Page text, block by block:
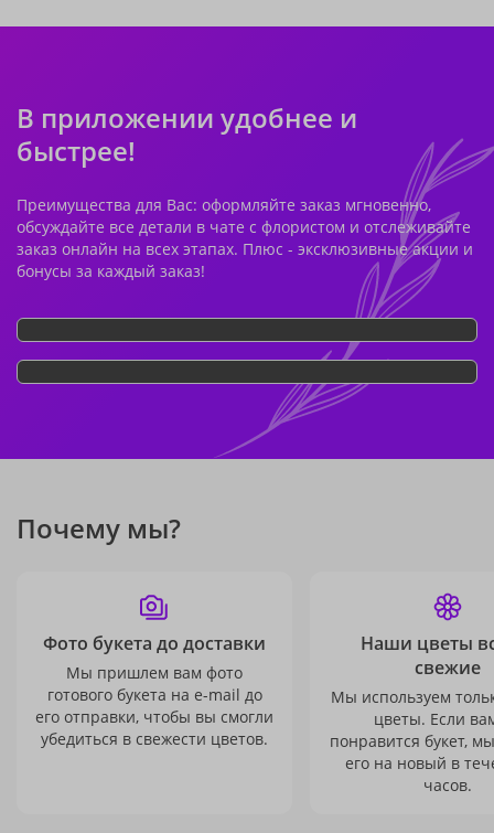
В приложении удобнее и
быстрее!
Преимущества для Вас: оформляйте заказ мгновенно,
обсуждайте все детали в чате с флористом и отслеживайте
заказ онлайн на всех этапах. Плюс - эксклюзивные акции и
бонусы за каждый заказ!
Почему мы?
Фото букета до доставки
Мы пришлем вам фото
готового букета на e-mail до
его отправки, чтобы вы смогли
убедиться в свежести цветов.
Наши цветы
свежие
Мы используем
цветы. Если
понравится букет,
его на новый в
часов.